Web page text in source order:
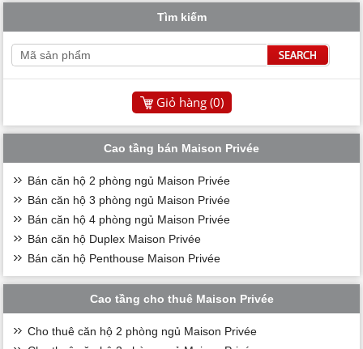
Tìm kiếm
Giỏ hàng (0)
Cao tầng bán Maison Privée
Bán căn hộ 2 phòng ngủ Maison Privée
Bán căn hộ 3 phòng ngủ Maison Privée
Bán căn hộ 4 phòng ngủ Maison Privée
Bán căn hộ Duplex Maison Privée
Bán căn hộ Penthouse Maison Privée
Cao tầng cho thuê Maison Privée
Cho thuê căn hộ 2 phòng ngủ Maison Privée